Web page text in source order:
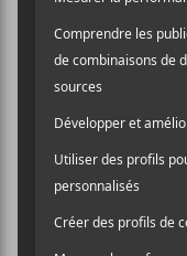
LIEU
MTELUS